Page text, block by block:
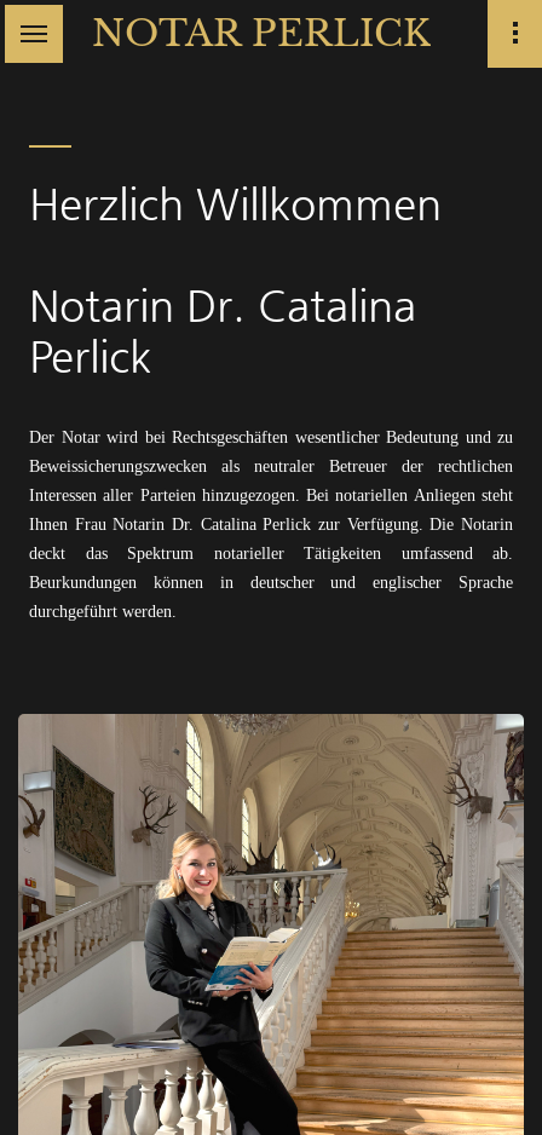
NOTAR PERLICK
Herzlich Willkommen
Notarin Dr. Catalina
Perlick
Der Notar wird bei Rechtsgeschäften wesentlicher Bedeutung und zu
Beweissicherungszwecken als neutraler Betreuer der rechtlichen
Interessen aller Parteien hinzugezogen. Bei notariellen Anliegen steht
Ihnen Frau Notarin Dr. Catalina Perlick zur Verfügung. Die Notarin
deckt das Spektrum notarieller Tätigkeiten umfassend ab.
Beurkundungen können in deutscher und englischer Sprache
durchgeführt werden.